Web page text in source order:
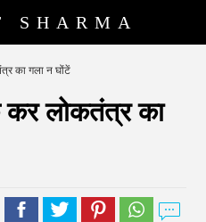
SHARMA
का गला न घोंटें
कर लोकतंत्र का